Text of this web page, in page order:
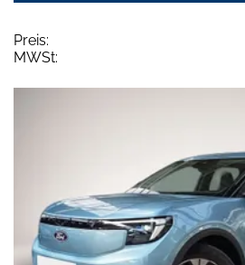
Preis:
MWSt: